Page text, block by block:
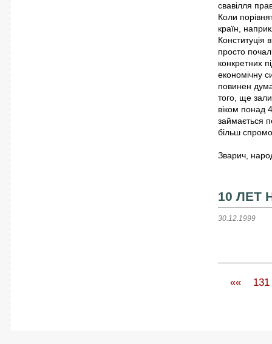
свавілля
Коли
країн,
Конституція
просто
конкретних
економічну
повинен
того, ще
віком понад
займається
більш
Зварич,
10 ЛЕТ
30.12.1999
«« 131